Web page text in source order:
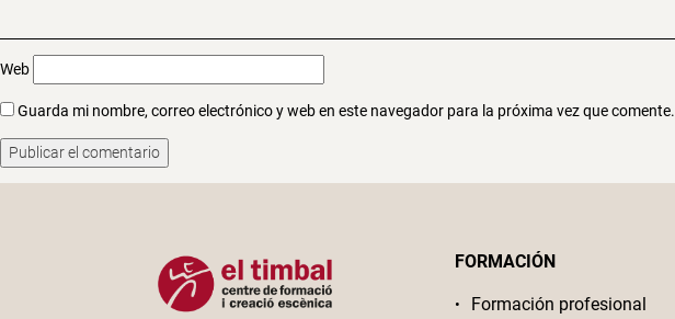
Web
Guarda mi nombre, correo electrónico y web en este navegador para la próxima vez que comente.
FORMACIÓN
Formación profesional